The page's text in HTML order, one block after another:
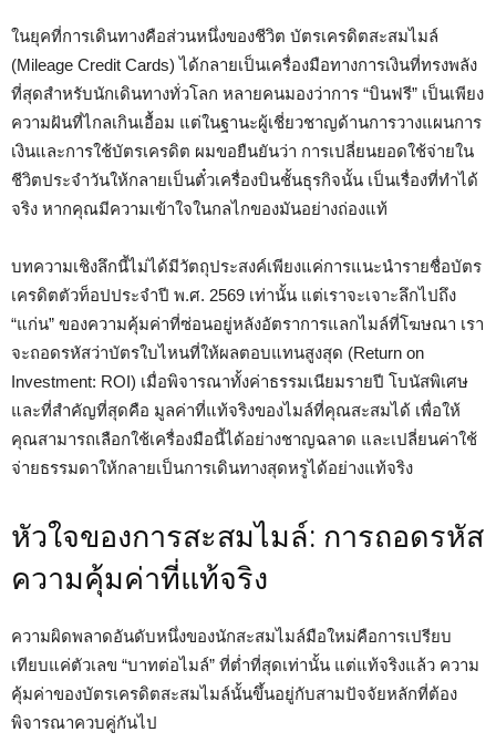
ในยุคที่การเดินทางคือส่วนหนึ่งของชีวิต บัตรเครดิตสะสมไมล์
(Mileage Credit Cards) ได้กลายเป็นเครื่องมือทางการเงินที่ทรงพลัง
ที่สุดสำหรับนักเดินทางทั่วโลก หลายคนมองว่าการ “บินฟรี” เป็นเพียง
ความฝันที่ไกลเกินเอื้อม แต่ในฐานะผู้เชี่ยวชาญด้านการวางแผนการ
เงินและการใช้บัตรเครดิต ผมขอยืนยันว่า การเปลี่ยนยอดใช้จ่ายใน
ชีวิตประจำวันให้กลายเป็นตั๋วเครื่องบินชั้นธุรกิจนั้น เป็นเรื่องที่ทำได้
จริง หากคุณมีความเข้าใจในกลไกของมันอย่างถ่องแท้
บทความเชิงลึกนี้ไม่ได้มีวัตถุประสงค์เพียงแค่การแนะนำรายชื่อบัตร
เครดิตตัวท็อปประจำปี พ.ศ. 2569 เท่านั้น แต่เราจะเจาะลึกไปถึง
“แก่น” ของความคุ้มค่าที่ซ่อนอยู่หลังอัตราการแลกไมล์ที่โฆษณา เรา
จะถอดรหัสว่าบัตรใบไหนที่ให้ผลตอบแทนสูงสุด (Return on
Investment: ROI) เมื่อพิจารณาทั้งค่าธรรมเนียมรายปี โบนัสพิเศษ
และที่สำคัญที่สุดคือ มูลค่าที่แท้จริงของไมล์ที่คุณสะสมได้ เพื่อให้
คุณสามารถเลือกใช้เครื่องมือนี้ได้อย่างชาญฉลาด และเปลี่ยนค่าใช้
จ่ายธรรมดาให้กลายเป็นการเดินทางสุดหรูได้อย่างแท้จริง
หัวใจของการสะสมไมล์: การถอดรหัส
ความคุ้มค่าที่แท้จริง
ความผิดพลาดอันดับหนึ่งของนักสะสมไมล์มือใหม่คือการเปรียบ
เทียบแค่ตัวเลข “บาทต่อไมล์” ที่ต่ำที่สุดเท่านั้น แต่แท้จริงแล้ว ความ
คุ้มค่าของบัตรเครดิตสะสมไมล์นั้นขึ้นอยู่กับสามปัจจัยหลักที่ต้อง
พิจารณาควบคู่กันไป